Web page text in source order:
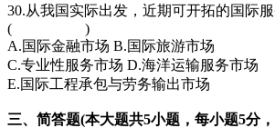
30.从我国实际出发，近期可开拓的国际
( )
A.国际金融市场 B.国际旅游市场
C.专业性服务市场 D.海洋运输服务市场
E.国际工程承包与劳务输出市场
三、简答题(本大题共5小题，每小题5分